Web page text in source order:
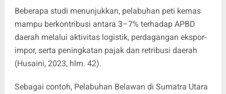
Beberapa studi menunjukkan, pelabuhan peti kemas
mampu berkontribusi antara 3–7% terhadap APBD
daerah melalui aktivitas logistik, perdagangan ekspor-
impor, serta peningkatan pajak dan retribusi daerah
(Husaini, 2023, hlm. 42).
Sebagai contoh, Pelabuhan Belawan di Sumatra Utara